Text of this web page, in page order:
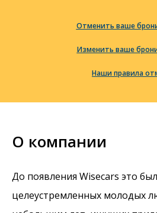
Отменить ваше
Изменить ваше
Наши правила
О компании
До появления Wisecars это
целеустремленных молодых